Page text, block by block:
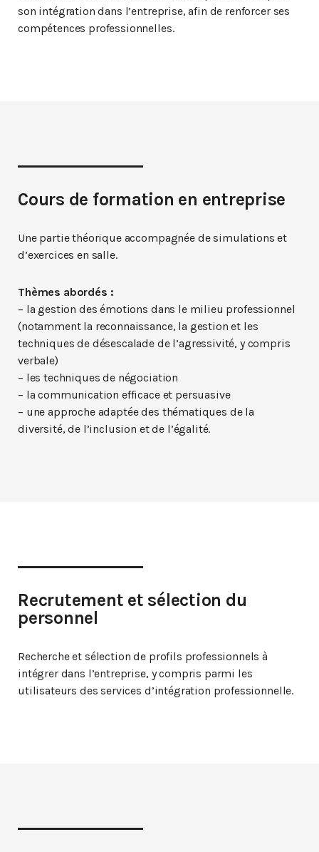
son intégration dans l’entreprise, afin de renforcer ses
compétences professionnelles.
Cours de formation en entreprise
Une partie théorique accompagnée de simulations et
d’exercices en salle.
Thèmes abordés :
– la gestion des émotions dans le milieu professionnel
(notamment la reconnaissance, la gestion et les
techniques de désescalade de l’agressivité, y compris
verbale)
– les techniques de négociation
– la communication efficace et persuasive
– une approche adaptée des thématiques de la
diversité, de l’inclusion et de l’égalité.
Recrutement et sélection du
personnel
Recherche et sélection de profils professionnels à
intégrer dans l’entreprise, y compris parmi les
utilisateurs des services d’intégration professionnelle.